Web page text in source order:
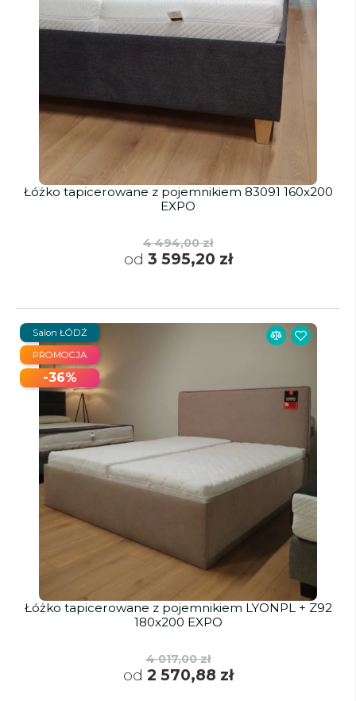
Łóżko tapicerowane z pojemnikiem 83091 160x200
EXPO
4 494,00 zł
od 3 595,20 zł
Łóżko tapicerowane z pojemnikiem LYONPL + Z92
180x200 EXPO
4 017,00 zł
od 2 570,88 zł
PROMOCJA
-36%
Salon ŁÓDŹ